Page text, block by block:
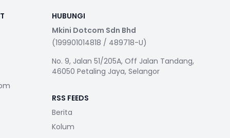
HUBUNGI
Mkini Dotcom Sdn Bhd
(199901014818 / 489718-U)
No. 9, Jalan 51/205A, Off Jalan Tandang,
46050 Petaling Jaya, Selangor
RSS FEEDS
Berita
Kolum